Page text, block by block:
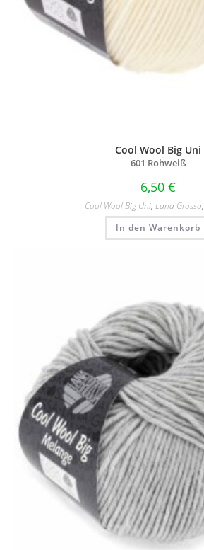
Cool Wool Big Uni
601 Rohweiß
6,50 €
Cool Wool Big Uni, Lana Grossa,
In den Warenkorb